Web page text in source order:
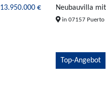
13.950.000 € Neubauvilla
in 07157 Puerto
Top-Angebot